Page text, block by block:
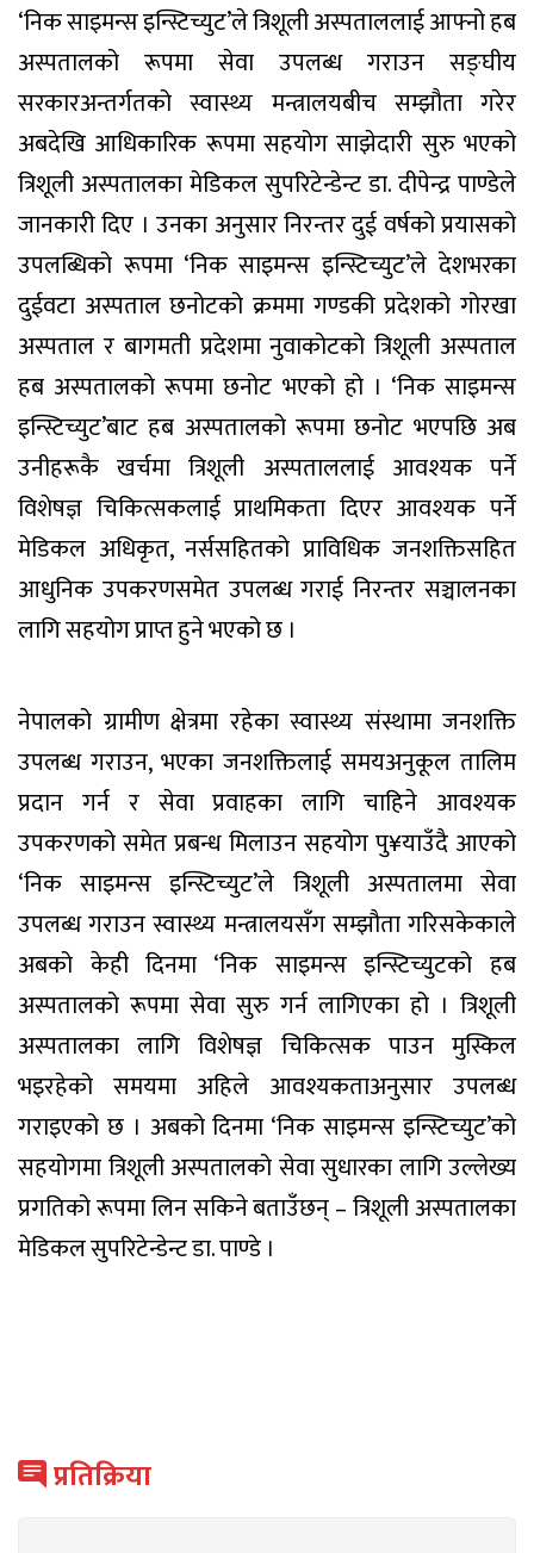
‘निक साइमन्स इन्स्टिच्युट’ले त्रिशूली अस्पताललाई आफ्नो हब
अस्पतालको रूपमा सेवा उपलब्ध गराउन सङ्घीय
सरकारअन्तर्गतको स्वास्थ्य मन्त्रालयबीच सम्झौता गरेर
अबदेखि आधिकारिक रूपमा सहयोग साझेदारी सुरु भएको
त्रिशूली अस्पतालका मेडिकल सुपरिटेन्डेन्ट डा. दीपेन्द्र पाण्डेले
जानकारी दिए । उनका अनुसार निरन्तर दुई वर्षको प्रयासको
उपलब्धिको रूपमा ‘निक साइमन्स इन्स्टिच्युट’ले देशभरका
दुईवटा अस्पताल छनोटको क्रममा गण्डकी प्रदेशको गोरखा
अस्पताल र बागमती प्रदेशमा नुवाकोटको त्रिशूली अस्पताल
हब अस्पतालको रूपमा छनोट भएको हो । ‘निक साइमन्स
इन्स्टिच्युट’बाट हब अस्पतालको रूपमा छनोट भएपछि अब
उनीहरूकै खर्चमा त्रिशूली अस्पताललाई आवश्यक पर्ने
विशेषज्ञ चिकित्सकलाई प्राथमिकता दिएर आवश्यक पर्ने
मेडिकल अधिकृत, नर्ससहितको प्राविधिक जनशक्तिसहित
आधुनिक उपकरणसमेत उपलब्ध गराई निरन्तर सञ्चालनका
लागि सहयोग प्राप्त हुने भएको छ ।
नेपालको ग्रामीण क्षेत्रमा रहेका स्वास्थ्य संस्थामा जनशक्ति
उपलब्ध गराउन, भएका जनशक्तिलाई समयअनुकूल तालिम
प्रदान गर्न र सेवा प्रवाहका लागि चाहिने आवश्यक
उपकरणको समेत प्रबन्ध मिलाउन सहयोग पु¥याउँदै आएको
‘निक साइमन्स इन्स्टिच्युट’ले त्रिशूली अस्पतालमा सेवा
उपलब्ध गराउन स्वास्थ्य मन्त्रालयसँग सम्झौता गरिसकेकाले
अबको केही दिनमा ‘निक साइमन्स इन्स्टिच्युटको हब
अस्पतालको रूपमा सेवा सुरु गर्न लागिएका हो । त्रिशूली
अस्पतालका लागि विशेषज्ञ चिकित्सक पाउन मुस्किल
भइरहेको समयमा अहिले आवश्यकताअनुसार उपलब्ध
गराइएको छ । अबको दिनमा ‘निक साइमन्स इन्स्टिच्युट’को
सहयोगमा त्रिशूली अस्पतालको सेवा सुधारका लागि उल्लेख्य
प्रगतिको रूपमा लिन सकिने बताउँछन् – त्रिशूली अस्पतालका
मेडिकल सुपरिटेन्डेन्ट डा. पाण्डे ।
प्रतिक्रिया